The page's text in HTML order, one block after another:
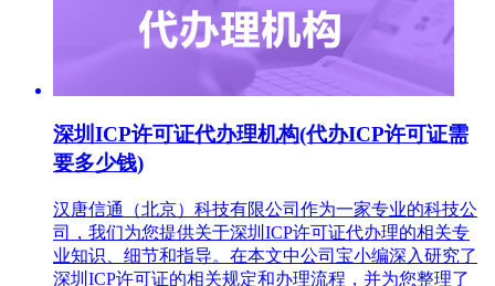
深圳ICP许可证代办理机构(代办ICP许可证需
要多少钱)
汉唐信通（北京）科技有限公司作为一家专业的科技公
司，我们为您提供关于深圳ICP许可证代办理的相关专
业知识、细节和指导。在本文中公司宝小编深入研究了
深圳ICP许可证的相关规定和办理流程，并为您整理了